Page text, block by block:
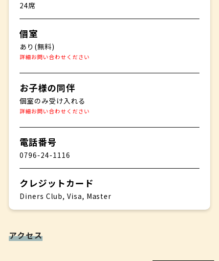
24席
個室
あり(無料)
詳細お問い合わせください
お子様の同伴
個室のみ受け入れる
詳細お問い合わせください
電話番号
0796-24-1116
クレジットカード
Diners Club, Visa, Master
アクセス